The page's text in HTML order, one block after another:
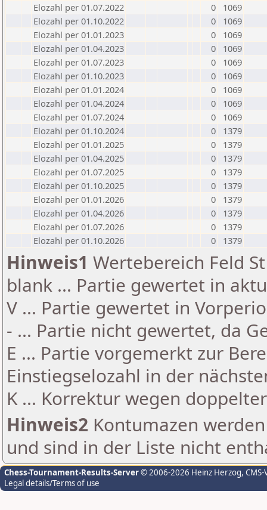
Elozahl per 01.07.2022
0
1069
Elozahl per 01.10.2022
0
1069
Elozahl per 01.01.2023
0
1069
Elozahl per 01.04.2023
0
1069
Elozahl per 01.07.2023
0
1069
Elozahl per 01.10.2023
0
1069
Elozahl per 01.01.2024
0
1069
Elozahl per 01.04.2024
0
1069
Elozahl per 01.07.2024
0
1069
Elozahl per 01.10.2024
0
1379
Elozahl per 01.01.2025
0
1379
Elozahl per 01.04.2025
0
1379
Elozahl per 01.07.2025
0
1379
Elozahl per 01.10.2025
0
1379
Elozahl per 01.01.2026
0
1379
Elozahl per 01.04.2026
0
1379
Elozahl per 01.07.2026
0
1379
Elozahl per 01.10.2026
0 1379
Hinweis1 Wertebereich Feld
blank ... Partie gewertet in
V ... Partie gewertet in
- ... Partie nicht gewertet, da
E ... Partie vorgemerkt zur
Einstiegselozahl in der
K ... Korrektur wegen
Hinweis2 Kontumazen
und sind in der Liste nicht
Chess-Tournament-Results-Server© 2006-2026 Heinz Herzog,
Legal details/Terms of use